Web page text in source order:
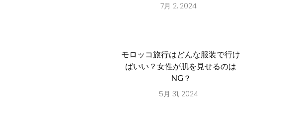
7月 2, 2024
モロッコ旅行はどんな服装で行け
ばいい？女性が肌を見せるのは
NG？
5月 31, 2024